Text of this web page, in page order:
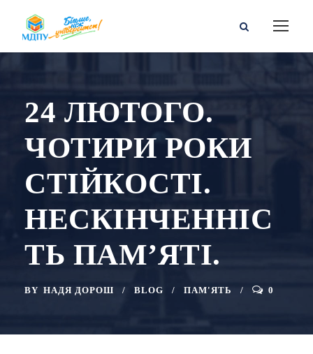
24 ЛЮТОГО.
ЧОТИРИ РОКИ
СТІЙКОСТІ.
НЕСКІНЧЕННІС
ТЬ ПАМ’ЯТІ.
BY НАДЯ ДОРОШ BLOG ПАМ'ЯТЬ 0